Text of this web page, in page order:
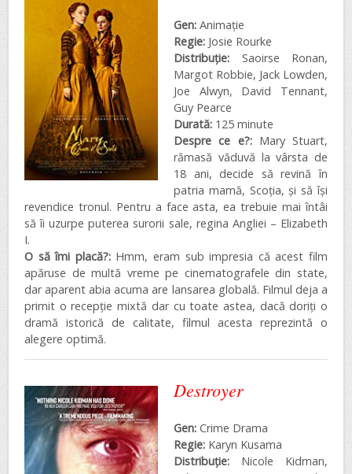
Gen: Animație
Regie: Josie Rourke
Distribuţie: Saoirse Ronan,
Margot Robbie, Jack Lowden,
Joe Alwyn, David Tennant,
Guy Pearce
Durată: 125 minute
Despre ce e?:Mary Stuart,
rămasă văduvă la vârsta de
18 ani, decide să revină în
patria mamă, Scoția, și să își
revendice tronul. Pentru a face asta, ea trebuie mai întâi
să îi uzurpe puterea surorii sale, regina Angliei – Elizabeth
I.
O să îmi placă?:Hmm, eram sub impresia că acest film
apăruse de multă vreme pe cinematografele din state,
dar aparent abia acuma are lansarea globală. Filmul deja a
primit o recepție mixtă dar cu toate astea, dacă doriți o
dramă istorică de calitate, filmul acesta reprezintă o
alegere optimă.
Destroyer
Gen: Crime Drama
Regie: Karyn Kusama
Distribuţie: Nicole Kidman,